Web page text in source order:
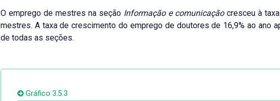
O emprego de mestres na seção Informação e comunicaçãocresceu à
mestres. A taxa de crescimento do emprego de doutores de 16,9% ao ano
de todas as seções.
Gráfico 3.5.3